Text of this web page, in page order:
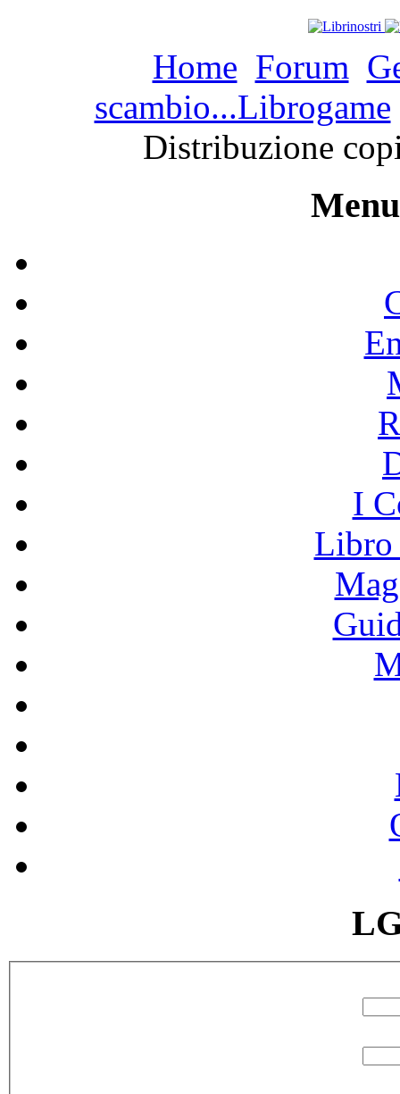
Home Forum
scambio...Librogame
Distribuzione
I
Libro